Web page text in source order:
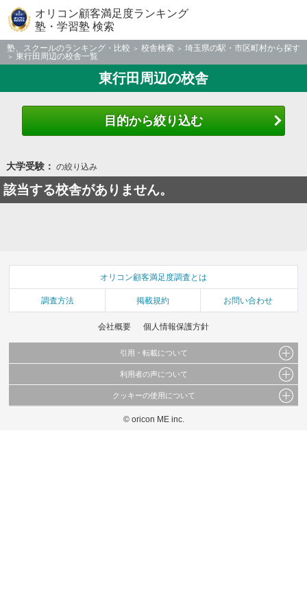
オリコン顧客満足度ランキング
塾・学習塾 検索
塾、スクールのランキング・比較 校舎検索
埼玉県の駅・市区町村から探す
東行田周辺の校舎一覧
東行田周辺の校舎
目的から絞り込む
大学受験： の絞り込み
該当する校舎がありません。
オリコン顧客満足度調査とは
調査方法 掲載規約 お問い合わせ
会社概要 個人情報保護方針
引用・転載について
当サイトで公開されている情報（文字、写真、イラスト、画像データ等）及びこれらの配
これらの情報を権利者の許可なく無断転載・複製などの二次利用を行うことは固く禁じて
利用者の声について
当サイトに掲載している内容はすべてサービスの利用者が提出された見解・感想です。
弊社の見解・ 意見ではないことをご理解いただいた上でご覧ください。
クッキーの使用について
このサイトでは Cookie を使用して、ユーザーに合わせたコンテンツや広告の表示、ソー
© oricon ME inc.